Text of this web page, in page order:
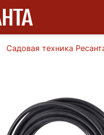
Садовая техника